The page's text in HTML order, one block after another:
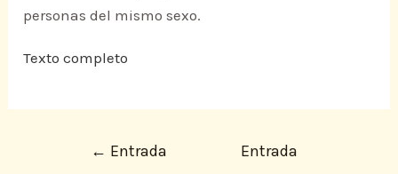
personas del mismo sexo.
Texto completo
← Entrada
Entrada